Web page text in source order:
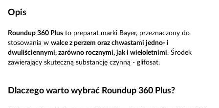
Opis
Roundup 360 Plus to preparat marki Bayer, przeznaczony do
stosowania w walce z perzem oraz chwastami jedno- i
dwuliściennymi, zarówno rocznymi, jak i wieloletnimi. Środek
zawierający skuteczną substancję czynną - glifosat.
Dlaczego warto wybrać Roundup 360 Plus?